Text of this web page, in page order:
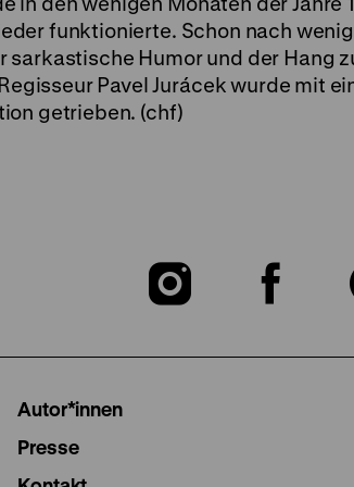
funktionierte. Schon nach
Humor und der Hang
Pavel Jurácek wurde mit
getrieben. (chf)
Zu
Zu
Autor*innen
Presse